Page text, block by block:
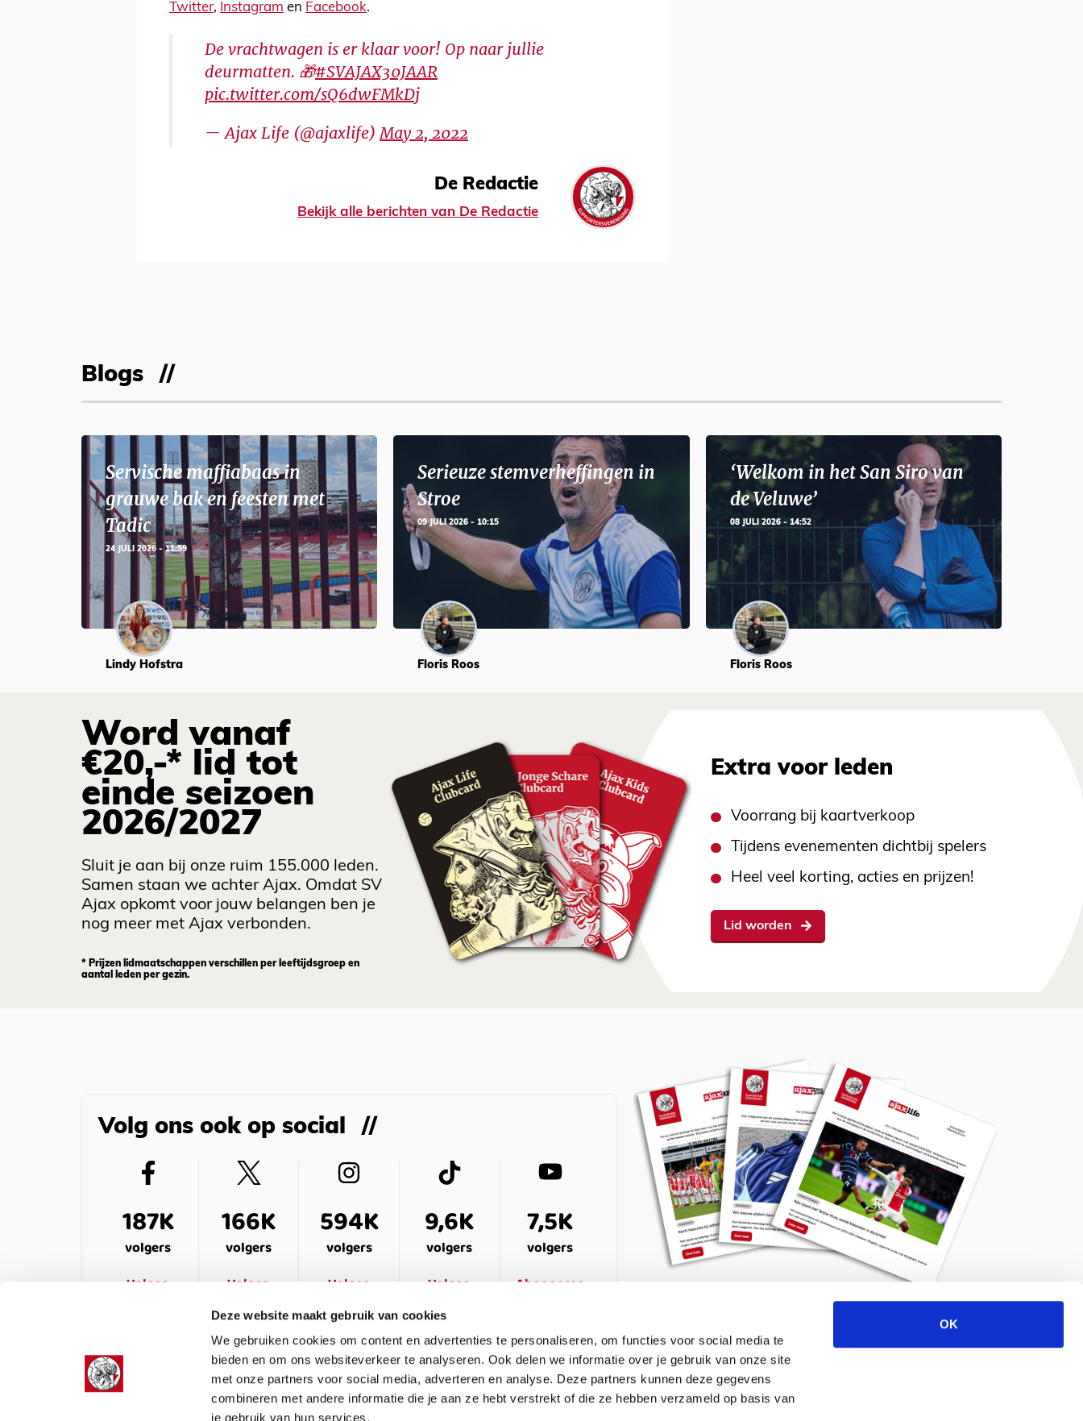
Deze website maakt gebruik van cookies
We gebruiken cookies om content en advertenties te personaliseren, om functies voor social media te
bieden en om ons websiteverkeer te analyseren. Ook delen we informatie over je gebruik van onze site
met onze partners voor social media, adverteren en analyse. Deze partners kunnen deze gegevens
combineren met andere informatie die je aan ze hebt verstrekt of die ze hebben verzameld op basis van
je gebruik van hun services.
OK
Twitter, Instagram en Facebook.
De vrachtwagen is er klaar voor! Op naar jullie
deurmatten. 🎁#SVAJAX30JAAR
pic.twitter.com/sQ6dwFMkDj
— Ajax Life (@ajaxlife)May 2, 2022
De Redactie
Bekijk alle berichten van De Redactie
Blogs
Servische maffiabaas in
grauwe bak en feesten met
Tadic
24 JULI 2026 - 11:59
Lindy Hofstra
Serieuze stemverheffingen in
Stroe
09 JULI 2026 - 10:15
Floris Roos
‘Welkom in het San Siro van
de Veluwe’
08 JULI 2026 - 14:52
Floris Roos
Word vanaf
€20,-* lid tot
einde seizoen
2026/2027
Sluit je aan bij onze ruim 155.000 leden.
Samen staan we achter Ajax. Omdat SV
Ajax opkomt voor jouw belangen ben je
nog meer met Ajax verbonden.
* Prijzen lidmaatschappen verschillen per leeftijdsgroep en
aantal leden per gezin.
Extra voor leden
Voorrang bij kaartverkoop
Tijdens evenementen dichtbij spelers
Heel veel korting, acties en prijzen!
Lid worden
Volg ons ook op social
187K
volgers
Volgen
166K
volgers
Volgen
594K
volgers
Volgen
9,6K
volgers
Volgen
7,5K
volgers
Abonneren
Meld je aan voor de nieuwsbrief